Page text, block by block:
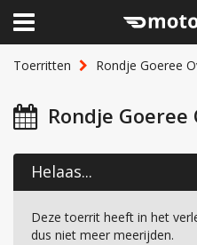
Toerritten Rondje Goeree
Rondje
Helaas...
Deze toerrit heeft in het
dus niet meer meerijden.
Home
Clubhuis
Lid worden
Over Motormaatje